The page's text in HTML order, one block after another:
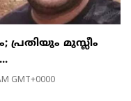
മുസ്ലീം
GMT+0000